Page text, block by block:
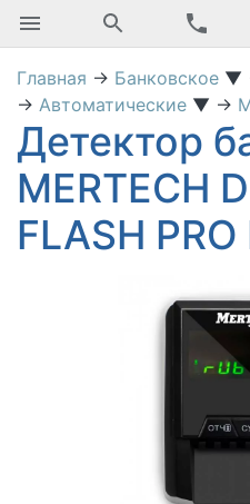
Главная → Банковское ▼
→ Автоматические ▼ →
Детектор
MERTECH
FLASH